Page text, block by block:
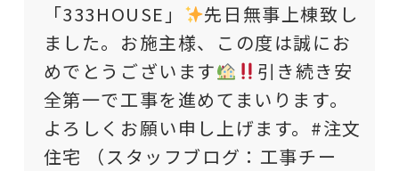
「333HOUSE」
先日無事上棟致し
ました。お施主様、この度は誠にお
めでとうございます
引き続き安
全第一で工事を進めてまいります。
よろしくお願い申し上げます。#注文
住宅 （スタッフブログ：工事チー